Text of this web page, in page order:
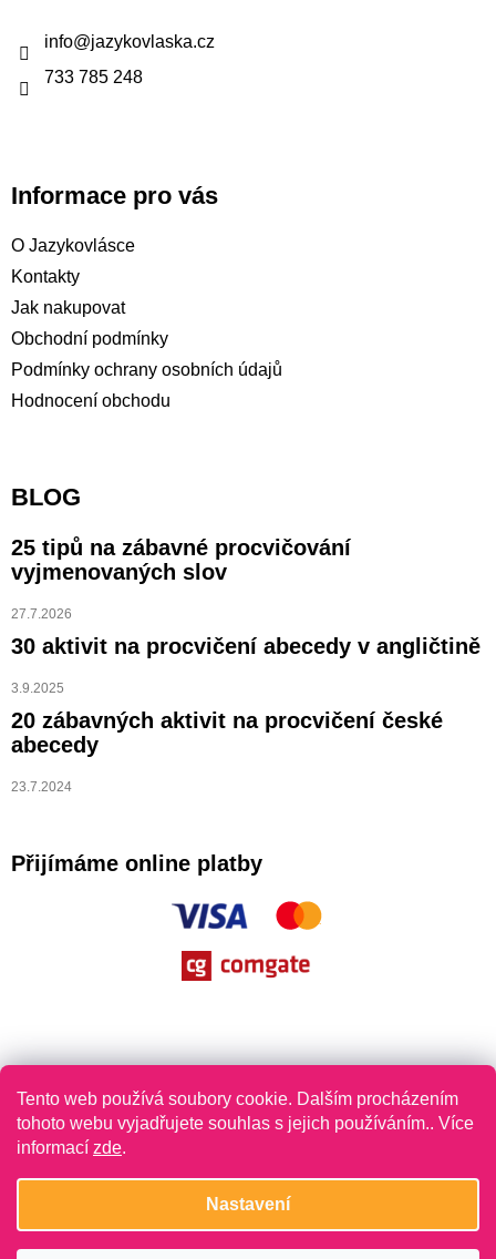
Tento web používá soubory cookie. Dalším procházením
tohoto webu vyjadřujete souhlas s jejich používáním.. Více
informací zde.
Nastavení
info@jazykovlaska.cz
733 785 248
Informace pro vás
O Jazykovlásce
Kontakty
Jak nakupovat
Obchodní podmínky
Podmínky ochrany osobních údajů
Hodnocení obchodu
BLOG
25 tipů na zábavné procvičování
vyjmenovaných slov
27.7.2026
30 aktivit na procvičení abecedy v angličtině
3.9.2025
20 zábavných aktivit na procvičení české
abecedy
23.7.2024
Přijímáme online platby
Vytvořil Shoptet
Copyright 2026Jazykovláska. Všechna práva